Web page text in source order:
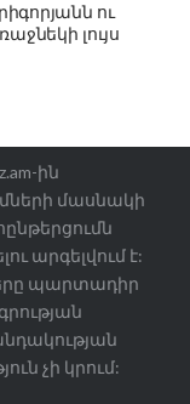
ու
լույս
ին
մասնակի
արգելվում է:
պարտադիր
չի կրում: